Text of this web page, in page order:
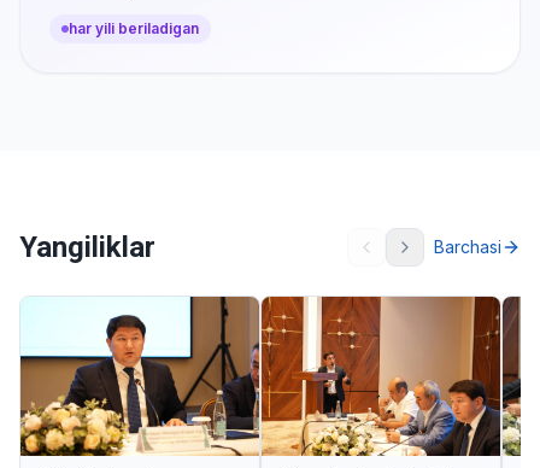
har yili beriladigan
Yangiliklar Barchasi